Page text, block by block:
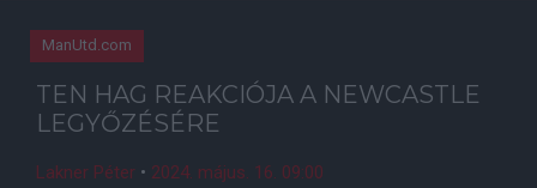
ManUtd.com
TEN HAG REAKCIÓJA A NEWCASTLE
LEGYŐZÉSÉRE
Lakner Péter • 2024. május. 16. 09:00